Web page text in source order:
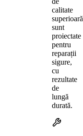
calitate
superioară
sunt
proiectate
pentru
reparații
sigure,
cu
rezultate
de
lungă
durată.